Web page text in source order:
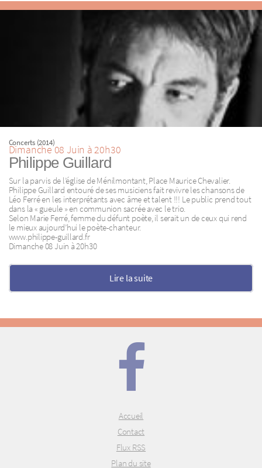
Concerts (2014)
Dimanche 08 Juin à 20h30
Philippe Guillard
Sur la parvis de l’église de Ménilmontant, Place Maurice Chevalier.
Philippe Guillard entouré de ses musiciens fait revivre les chansons de
Léo Ferré en les interprétants avec âme et talent !!! Le public prend tout
dans la « gueule » en communion sacrée avec le trio.
Selon Marie Ferré, femme du défunt poète, il serait un de ceux qui rend
le mieux aujourd’hui le poète-chanteur.
www.philippe-guillard.fr
Dimanche 08 Juin à 20h30
Lire la suite
Accueil
Contact
Flux RSS
Plan du site